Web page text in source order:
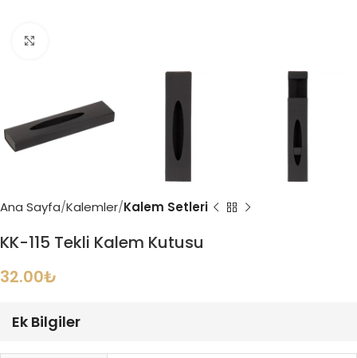
Ana Sayfa Kalemler Kalem Setleri
KK-115 Tekli Kalem Kutusu
32.00₺
Ek Bilgiler